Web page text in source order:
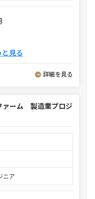
と見る
詳細を見る
ァーム 製造業プロジ
ニア